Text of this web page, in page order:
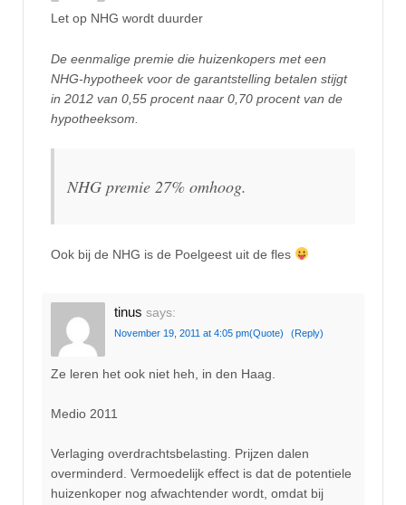
Let op NHG wordt duurder
De eenmalige premie die huizenkopers met een
NHG-hypotheek voor de garantstelling betalen stijgt
in 2012 van 0,55 procent naar 0,70 procent van de
hypotheeksom.
NHG premie 27% omhoog.
Ook bij de NHG is de Poelgeest uit de fles
tinus says:
November 19, 2011 at 4:05 pm(Quote) (Reply)
Ze leren het ook niet heh, in den Haag.
Medio 2011
Verlaging overdrachtsbelasting. Prijzen dalen
overminderd. Vermoedelijk effect is dat de potentiele
huizenkoper nog afwachtender wordt, omdat bij